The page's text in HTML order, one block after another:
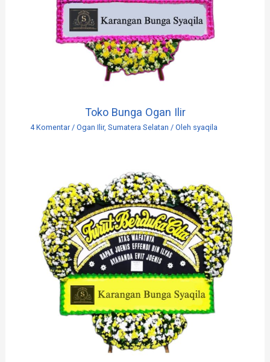
Toko Bunga Ogan Ilir
4 Komentar / Ogan Ilir, Sumatera Selatan / Oleh syaqila